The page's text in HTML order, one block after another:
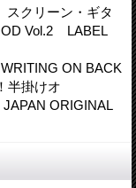
クリーン・ギタ
Vol.2 LABEL
ON BACK
半掛けオ
ORIGINAL